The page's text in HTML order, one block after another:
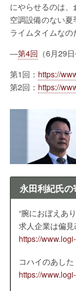
にやらせるのは、
空調設備のない
ライムタイムなの
―第4回 （6月29
第1回： https://
第2回： https://
永田利紀氏
“腕におぼえあ
求人企業は偏見
https://
コハイのあした
https://